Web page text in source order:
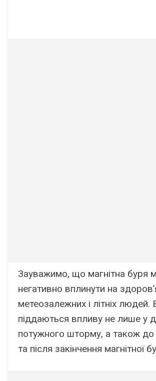
Зауважимо, що магнітна буря
негативно вплинути на
метеозалежних і літніх людей.
піддаються впливу не лише у
потужного шторму, а також до
та після закінчення магнітної